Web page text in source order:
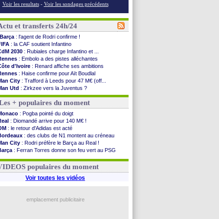
Voir les resultats - Voir les sondages précédents
et transferts 24h/24
Barça : l'agent de Rodri confirme !
: la CAF soutient Infantino
2030 : Rubiales charge Infantino et ...
: Embolo a des pistes alléchantes
d'Ivoire : Renard affiche ses ambitions
: Haise confirme pour Aït Boudlal
City : Trafford à Leeds pour 47 M€ (off...
Utd : Zirkzee vers la Juventus ?
: Monaco s'impose contre Getafe
: Der Zakarian et sa relation avec Kita
: le club prêt à libérer Kondogbia ?
: le message touchant d'Akliouche
: Tebas en remet une couche
: l'UEFA maintient la pression
: Tebas encense Luis Enrique
: Vinicius jusqu'en 2032 (officiel)
: Mangala va rejoindre Getafe
: une offre refusée pour Aguerd
: c'est confirmé pour Vinicius
: Junior Diaz jusqu'en 2030 (officiel)
: contrat signé pour Akliouche
+ populaires du moment
: Pogba pointé du doigt
: Diomandé arrive pour 140 M€ !
: le retour d'Adidas est acté
: des clubs de N1 montent au créneau
City : Rodri préfère le Barça au Real !
: Ferran Torres donne son feu vert au PSG
: Luis Enrique satisfait malgré tout
populaires du moment
Voir toutes les vidéos
emplacement publicitaire